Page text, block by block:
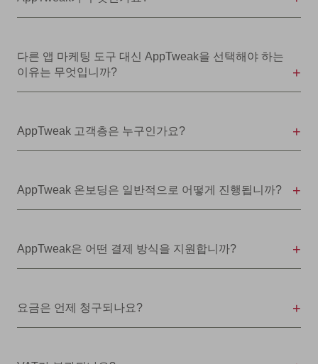
다른 앱 마케팅 도구 대신 AppTweak을 선택해야 하는
이유는 무엇입니까?
AppTweak 고객층은 누구인가요?
AppTweak 온보딩은 일반적으로 어떻게 진행됩니까?
AppTweak은 어떤 결제 방식을 지원합니까?
요금은 언제 청구되나요?